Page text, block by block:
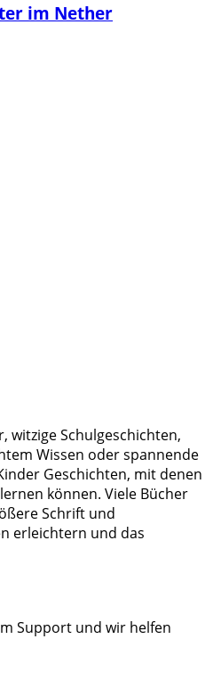
im Nether
witzige Schulgeschichten,
Wissen oder spannende
Geschichten, mit denen
können. Viele Bücher
Schrift und
erleichtern und das
Support und wir helfen